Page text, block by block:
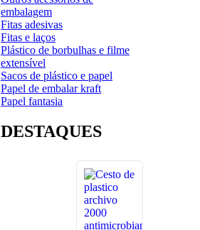
embalagem
Fitas adesivas
Fitas e laços
Plástico de borbulhas e filme
extensível
Sacos de plástico e papel
Papel de embalar kraft
Papel fantasia
DESTAQUES